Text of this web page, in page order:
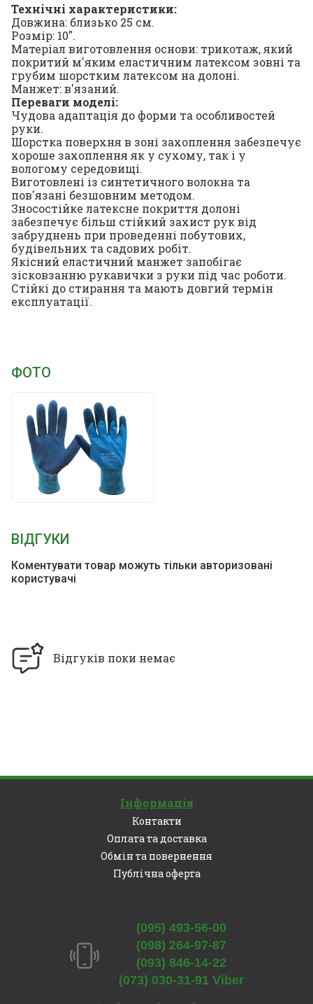
Технічні характеристики:
Довжина: близько 25 см.
Розмір: 10".
Матеріал виготовлення основи: трикотаж, який
покритий м'яким еластичним латексом зовні та
грубим шорстким латексом на долоні.
Манжет: в'язаний.
Переваги моделі:
Чудова адаптація до форми та особливостей
руки.
Шорстка поверхня в зоні захоплення забезпечує
хороше захоплення як у сухому, так і у
вологому середовищі.
Виготовлені із синтетичного волокна та
пов'язані безшовним методом.
Зносостійке латексне покриття долоні
забезпечує більш стійкий захист рук від
забруднень при проведенні побутових,
будівельних та садових робіт.
Якісний еластичний манжет запобігає
зісковзанню рукавички з руки під час роботи.
Стійкі до стирання та мають довгий термін
експлуатації.
ФОТО
ВІДГУКИ
Коментувати товар можуть тільки авторизовані
користувачі
Відгуків поки немає
Інформація
Контакти
Оплата та доставка
Обмін та повернення
Публічна оферта
(095) 493-56-00
(098) 264-97-87
(093) 846-14-22
(073) 030-31-91 Viber